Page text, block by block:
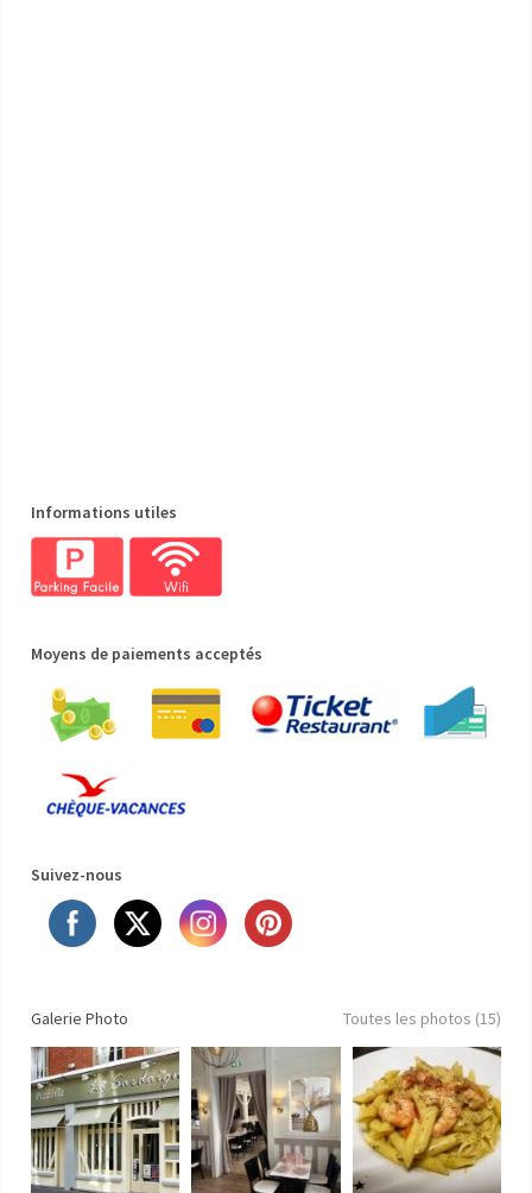
Informations utiles
Moyens de paiements acceptés
Suivez-nous
Galerie Photo Toutes les photos (15)